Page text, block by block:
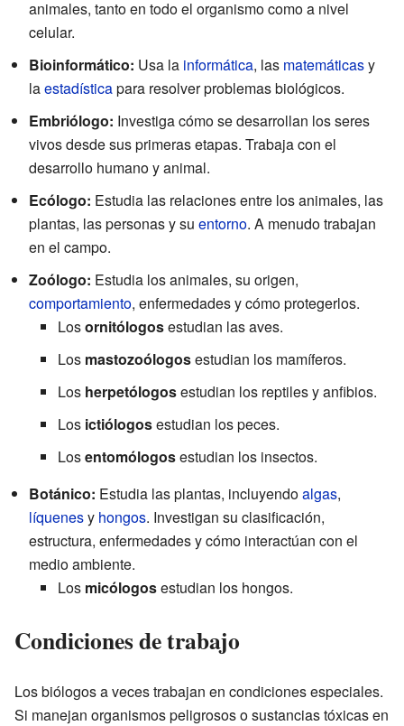
animales, tanto en todo el organismo como a nivel
celular.
Bioinformático: Usa la informática, las matemáticasy
laestadísticapara resolver problemas biológicos.
Embriólogo: Investiga cómo se desarrollan los seres
vivos desde sus primeras etapas. Trabaja con el
desarrollo humano y animal.
Ecólogo: Estudia las relaciones entre los animales, las
plantas, las personas y su entorno. A menudo trabajan
en el campo.
Zoólogo: Estudia los animales, su origen,
comportamiento, enfermedades y cómo protegerlos.
Losornitólogosestudian las aves.
Los mastozoólogosestudian los mamíferos.
Los herpetólogosestudian los reptiles y anfibios.
Los ictiólogosestudian los peces.
Losentomólogosestudian los insectos.
Botánico: Estudia las plantas, incluyendoalgas,
líquenesy hongos. Investigan su clasificación,
estructura, enfermedades y cómo interactúan con el
medio ambiente.
Los micólogosestudian los hongos.
Condiciones de trabajo
Los biólogos a veces trabajan en condiciones especiales.
Si manejan organismos peligrosos o sustancias tóxicas en